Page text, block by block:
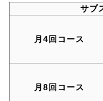
サブ
月4回コース
月8回コース